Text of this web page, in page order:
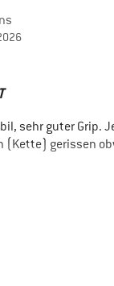
sehr guter Grip.
(Kette) gerissen